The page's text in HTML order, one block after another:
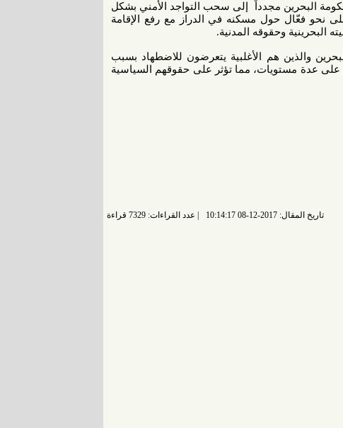
البحرين مجدداً إلى سحب التواجد الأمني بشكل
نحو فعّال حول مسكنه في الدراز مع رفع الإقامة
البحرينية وحقوقه المدنية.
والذين هم الأغلبية يتعرضون للاضطهاد بسبب
على عدة مستويات، مما تؤثر على حقوقهم السياسية
تاريخ المقال: 2017-12-08 10:14:17